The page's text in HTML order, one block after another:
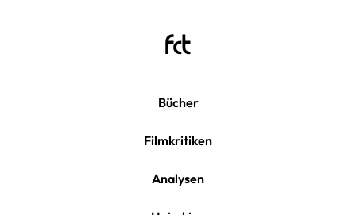
Bücher
Filmkritiken
Analysen